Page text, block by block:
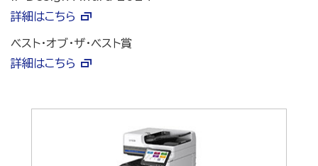
詳細はこちら
ベスト・オブ・ザ・ベスト賞
詳細はこちら